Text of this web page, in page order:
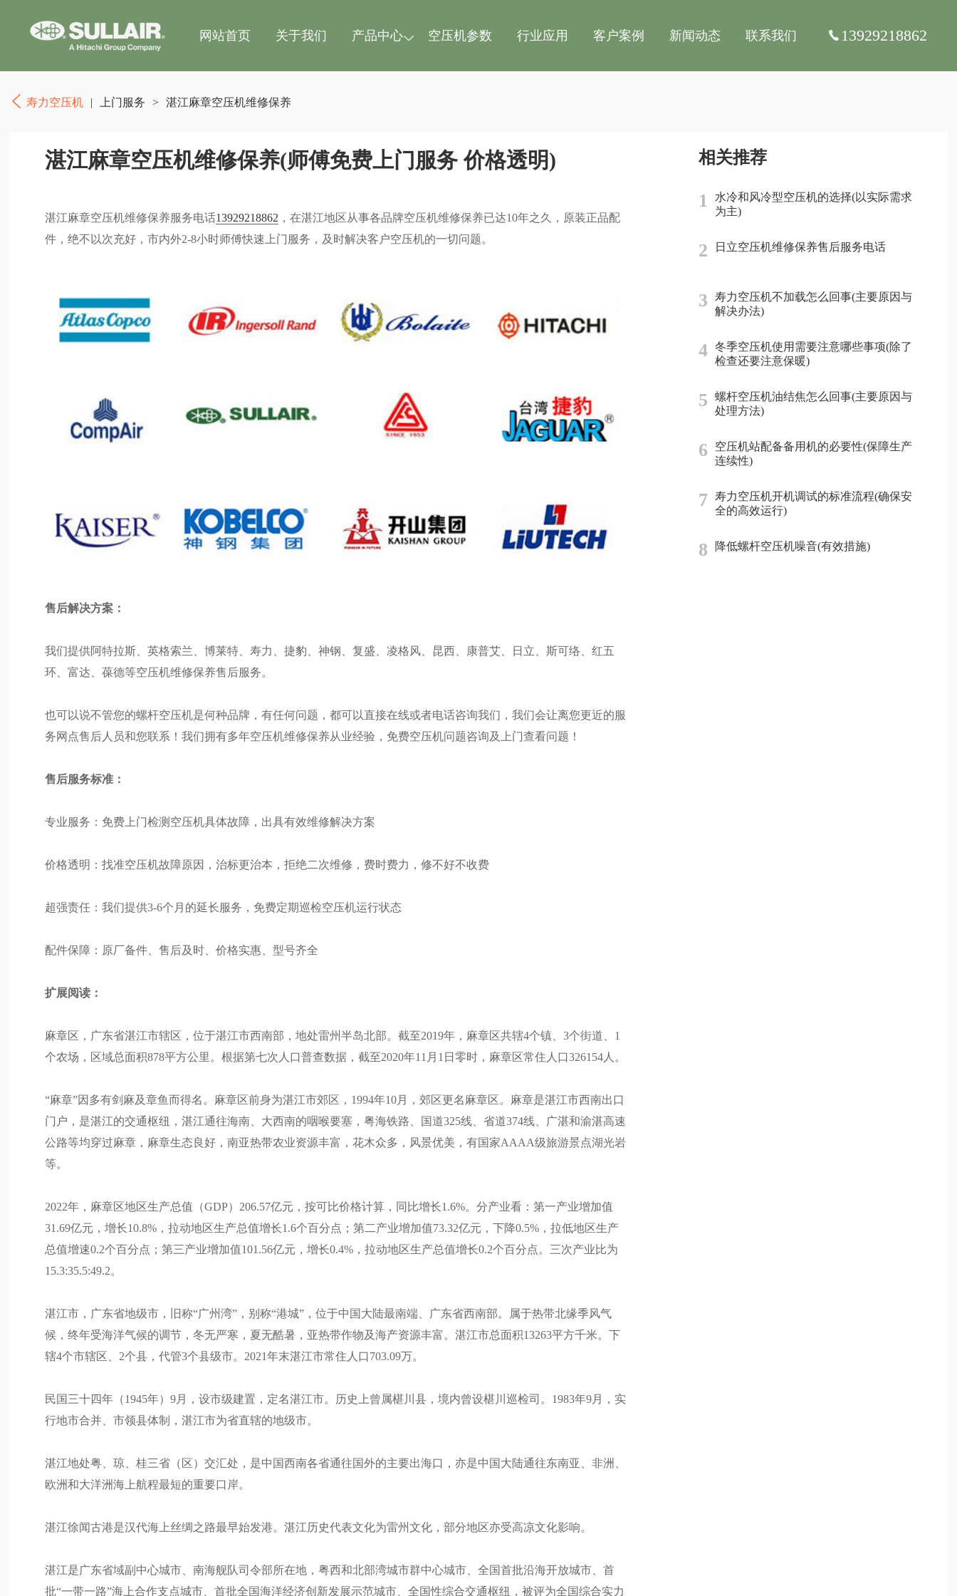
网站首页 关于我们 产品中心 空压机参数 行业应用 客户案例 新闻动态 联系我们 13929218862
寿力空压机 | 上门服务 > 湛江麻章空压机维修保养
湛江麻章空压机维修保养(师傅免费上门服务 价格透明)
湛江麻章空压机维修保养服务电话13929218862 ，在湛江地区从事各品牌空压机维修保养已达10年之久，原装正品配
件，绝不以次充好，市内外2-8小时师傅快速上门服务，及时解决客户空压机的一切问题。
售后解决方案：
我们提供阿特拉斯、英格索兰、博莱特、寿力、捷豹、神钢、复盛、凌格风、昆西、康普艾、日立、斯可络、红五
环、富达、葆德等空压机维修保养售后服务。
也可以说不管您的螺杆空压机是何种品牌，有任何问题，都可以直接在线或者电话咨询我们，我们会让离您更近的服
务网点售后人员和您联系！我们拥有多年空压机维修保养从业经验，免费空压机问题咨询及上门查看问题！
售后服务标准：
专业服务：免费上门检测空压机具体故障，出具有效维修解决方案
价格透明：找准空压机故障原因，治标更治本，拒绝二次维修，费时费力，修不好不收费
超强责任：我们提供3-6个月的延长服务，免费定期巡检空压机运行状态
配件保障：原厂备件、售后及时、价格实惠、型号齐全
扩展阅读：
麻章区，广东省湛江市辖区，位于湛江市西南部，地处雷州半岛北部。截至2019年，麻章区共辖4个镇、3个街道、1
个农场，区域总面积878平方公里。根据第七次人口普查数据，截至2020年11月1日零时，麻章区常住人口326154人。
“麻章”因多有剑麻及章鱼而得名。麻章区前身为湛江市郊区，1994年10月，郊区更名麻章区。麻章是湛江市西南出口
门户，是湛江的交通枢纽，湛江通往海南、大西南的咽喉要塞，粤海铁路、国道325线、省道374线、广湛和渝湛高速
公路等均穿过麻章，麻章生态良好，南亚热带农业资源丰富，花木众多，风景优美，有国家AAAA级旅游景点湖光岩
等。
2022年，麻章区地区生产总值（GDP）206.57亿元，按可比价格计算，同比增长1.6%。分产业看：第一产业增加值
31.69亿元，增长10.8%，拉动地区生产总值增长1.6个百分点；第二产业增加值73.32亿元，下降0.5%，拉低地区生产
总值增速0.2个百分点；第三产业增加值101.56亿元，增长0.4%，拉动地区生产总值增长0.2个百分点。三次产业比为
15.3:35.5:49.2。
湛江市，广东省地级市，旧称“广州湾”，别称“港城”，位于中国大陆最南端、广东省西南部。属于热带北缘季风气
候，终年受海洋气候的调节，冬无严寒，夏无酷暑，亚热带作物及海产资源丰富。湛江市总面积13263平方千米。下
辖4个市辖区、2个县，代管3个县级市。2021年末湛江市常住人口703.09万。
民国三十四年（1945年）9月，设市级建置，定名湛江市。历史上曾属椹川县，境内曾设椹川巡检司。1983年9月，实
行地市合并、市领县体制，湛江市为省直辖的地级市。
湛江地处粤、琼、桂三省（区）交汇处，是中国西南各省通往国外的主要出海口，亦是中国大陆通往东南亚、非洲、
欧洲和大洋洲海上航程最短的重要口岸。
湛江徐闻古港是汉代海上丝绸之路最早始发港。湛江历史代表文化为雷州文化，部分地区亦受高凉文化影响。
湛江是广东省域副中心城市、南海舰队司令部所在地，粤西和北部湾城市群中心城市、全国首批沿海开放城市、首
批“一带一路”海上合作支点城市、首批全国海洋经济创新发展示范城市、全国性综合交通枢纽，被评为全国综合实力
相关推荐
1
水冷和风冷型空压机的选择(以实际需求
为主)
2 日立空压机维修保养售后服务电话
3
寿力空压机不加载怎么回事(主要原因与
解决办法)
4
冬季空压机使用需要注意哪些事项(除了
检查还要注意保暖)
5
螺杆空压机油结焦怎么回事(主要原因与
处理方法)
6
空压机站配备备用机的必要性(保障生产
连续性)
7
寿力空压机开机调试的标准流程(确保安
全的高效运行)
8 降低螺杆空压机噪音(有效措施)